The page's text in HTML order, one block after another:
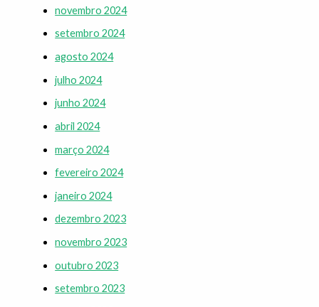
novembro 2024
setembro 2024
agosto 2024
julho 2024
junho 2024
abril 2024
março 2024
fevereiro 2024
janeiro 2024
dezembro 2023
novembro 2023
outubro 2023
setembro 2023